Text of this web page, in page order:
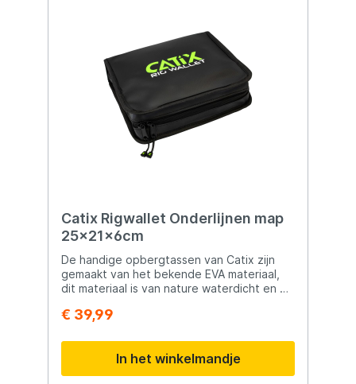
Catix Rigwallet Onderlijnen map
25x21x6cm
De handige opbergtassen van Catix zijn
gemaakt van het bekende EVA materiaal,
dit materiaal is van nature waterdicht en de
waterdicht beschouwd kunnen worden.
water.
€ 39,99
In het winkelmandje